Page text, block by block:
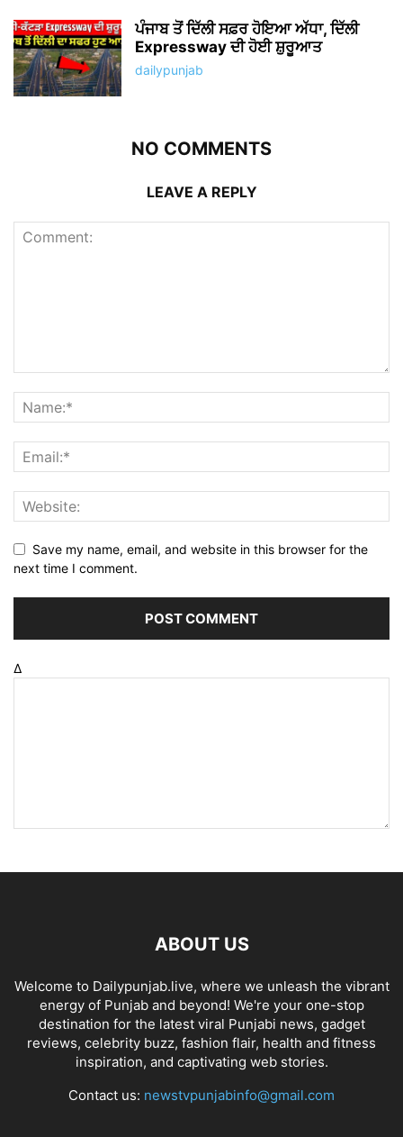
ਪੰਜਾਬ ਤੋਂ ਦਿੱਲੀ ਸਫ਼ਰ ਹੋਇਆ ਅੱਧਾ, ਦਿੱਲੀ
Expressway ਦੀ ਹੋਈ ਸ਼ੁਰੂਆਤ
dailypunjab
NO COMMENTS
LEAVE A REPLY
Save my name, email, and website in this browser for the
next time I comment.
Δ
ABOUT US
Welcome to Dailypunjab.live, where we unleash the vibrant
energy of Punjab and beyond! We're your one-stop
destination for the latest viral Punjabi news, gadget
reviews, celebrity buzz, fashion flair, health and fitness
inspiration, and captivating web stories.
Contact us: newstvpunjabinfo@gmail.com